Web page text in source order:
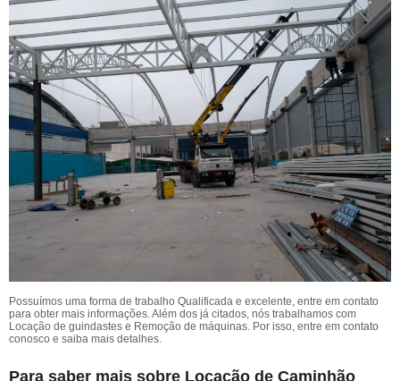
Possuímos uma forma de trabalho Qualificada e excelente, entre em contato
para obter mais informações. Além dos já citados, nós trabalhamos com
Locação de guindastes e Remoção de máquinas. Por isso, entre em contato
conosco e saiba mais detalhes.
Para saber mais sobre Locação de Caminhão